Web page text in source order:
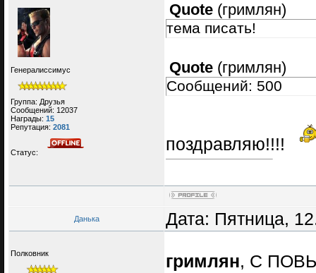
Генералиссимус
Группа: Друзья
Сообщений: 12037
Награды: 15
Репутация: 2081
Статус:
Quote (гримлян)
тема писать!
Quote (гримлян)
Сообщений: 500
поздравляю!!!!
Данька Дата: Пятница,
Полковник гримлян, С